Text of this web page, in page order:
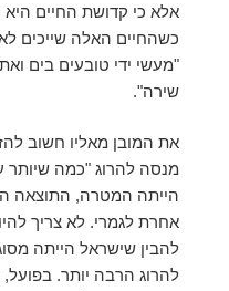
אלא כי קדושת החיים היא
כשהחיים האלה שייכים
"מעשי ידי טובעים בים
שירה".
את המובן מאליו חשוב
מנסה להרוג "כמה שיותר
הייתה המטרה, התוצאה
אחרת לגמרי. לא צריך
להבין שישראל הייתה
להרוג הרבה יותר.